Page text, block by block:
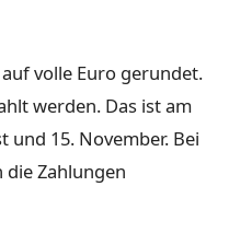
volle Euro gerundet.
werden. Das ist am
und 15. November. Bei
Zahlungen